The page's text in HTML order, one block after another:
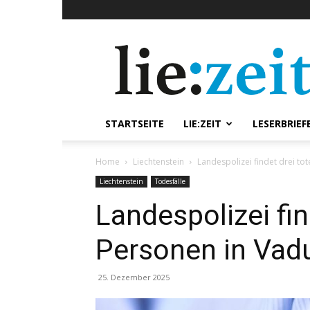
STARTSEITE LIE:ZEIT
Home Liechtenstein Landespolizei findet drei
Liechtenstein Todesfälle
Landespolizei
Personen in
25. Dezember 2025